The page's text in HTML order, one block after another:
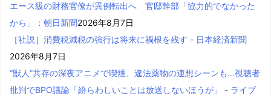
エース級の財務官僚が異例転出へ 官邸幹部「協力的でなかった
から」：朝日新聞2026年8月7日
［社説］消費税減税の強行は将来に禍根を残す - 日本経済新聞
2026年8月7日
“獣人”共存の深夜アニメで喫煙、違法薬物の連想シーンも…視聴者
批判でBPO議論「紛らわしいことは放送しないほうが」 - ライブ